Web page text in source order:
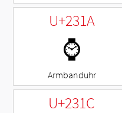
U+231A
⌚
Armbanduhr
U+231C